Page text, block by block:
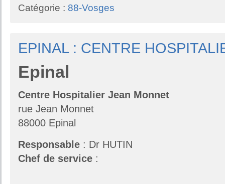
Catégorie : 88-Vosges
EPINAL : CENTRE
Epinal
Centre Hospitalier Jean Monnet
rue Jean Monnet
88000 Epinal
Responsable : Dr HUTIN
Chef de service :